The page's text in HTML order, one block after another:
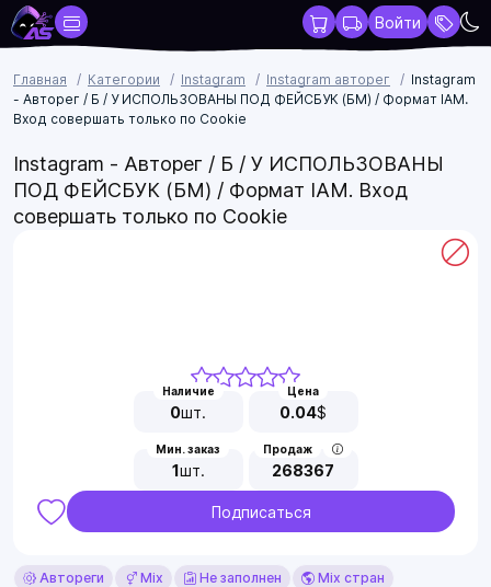
Войти
Главная Категории Instagram Instagram авторег
Instagram
- Авторег / Б / У ИСПОЛЬЗОВАНЫ ПОД ФЕЙСБУК (БМ) / Формат IAM.
Вход совершать только по Cookie
Instagram - Авторег / Б / У ИСПОЛЬЗОВАНЫ
ПОД ФЕЙСБУК (БМ) / Формат IAM. Вход
совершать только по Cookie
Наличие
0шт.
Цена
0.04$
Мин. заказ
1шт.
Продаж
268367
Подписаться
Автореги Mix Не заполнен
Mix стран